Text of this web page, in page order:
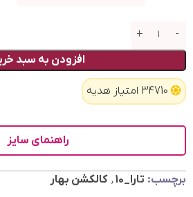
افزودن به سبد
34710 امتیاز هدیه
راهنمای سایز
برچسب: تارا_10 , کالکشن بهار